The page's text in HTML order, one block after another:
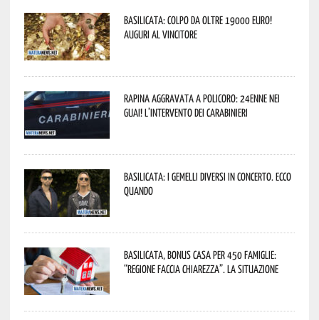
Basilicata: colpo da oltre 19000 Euro!
Auguri al vincitore
Rapina aggravata a Policoro: 24enne nei
guai! L’intervento dei Carabinieri
Basilicata: i Gemelli DiVersi in concerto. Ecco
quando
Basilicata, Bonus casa per 450 famiglie:
“Regione faccia chiarezza”. La situazione